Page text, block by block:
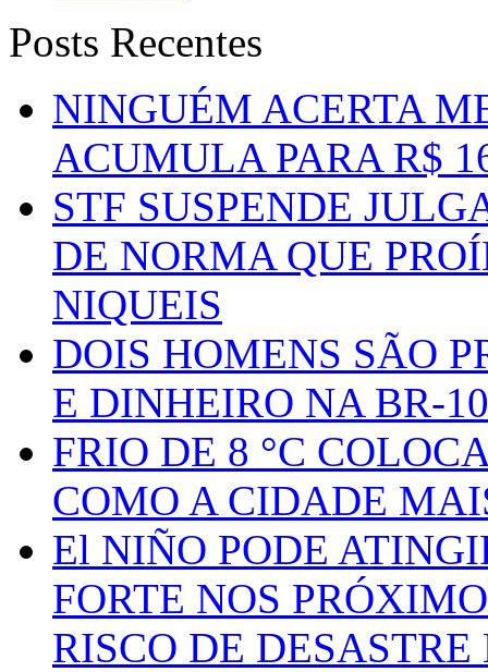
Posts Recentes
NINGUÉM ACERTA
ACUMULA PARA R$
STF SUSPENDE
DE NORMA QUE
NIQUEIS
DOIS HOMENS SÃO
E DINHEIRO NA BR-
FRIO DE 8 °C
COMO A CIDADE
El NIÑO PODE
FORTE NOS
RISCO DE